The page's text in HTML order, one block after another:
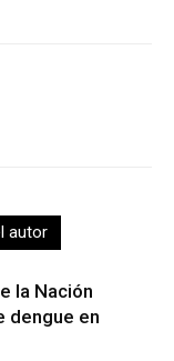
autor
la Nación
dengue en